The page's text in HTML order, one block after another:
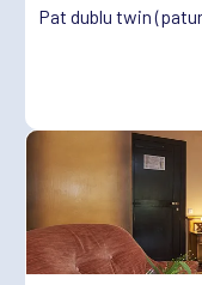
Pat dublu twin